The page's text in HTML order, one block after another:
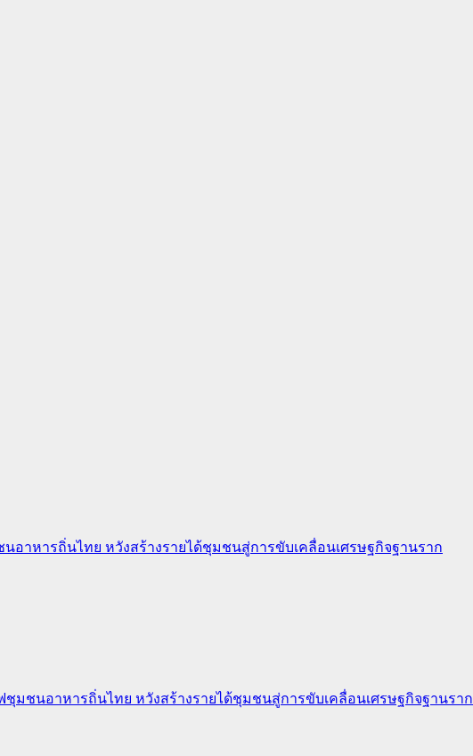
าหารถิ่นไทย หวังสร้างรายได้ชุมชนสู่การขับเคลื่อนเศรษฐกิจฐานราก
มชนอาหารถิ่นไทย หวังสร้างรายได้ชุมชนสู่การขับเคลื่อนเศรษฐกิจฐานราก